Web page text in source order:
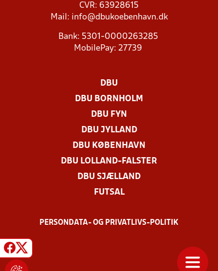
CVR: 63928615
Mail: info@dbukoebenhavn.dk
Bank: 5301-0000263285
MobilePay: 27739
DBU
DBU BORNHOLM
DBU FYN
DBU JYLLAND
DBU KØBENHAVN
DBU LOLLAND-FALSTER
DBU SJÆLLAND
FUTSAL
PERSONDATA- OG PRIVATLIVS-POLITIK